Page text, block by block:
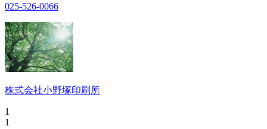
025-526-0066
株式会社小野塚印刷所
1
1